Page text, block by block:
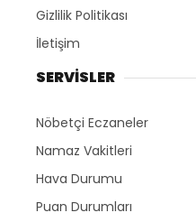
Gizlilik Politikası
İletişim
SERVİSLER
Nöbetçi Eczaneler
Namaz Vakitleri
Hava Durumu
Puan Durumları